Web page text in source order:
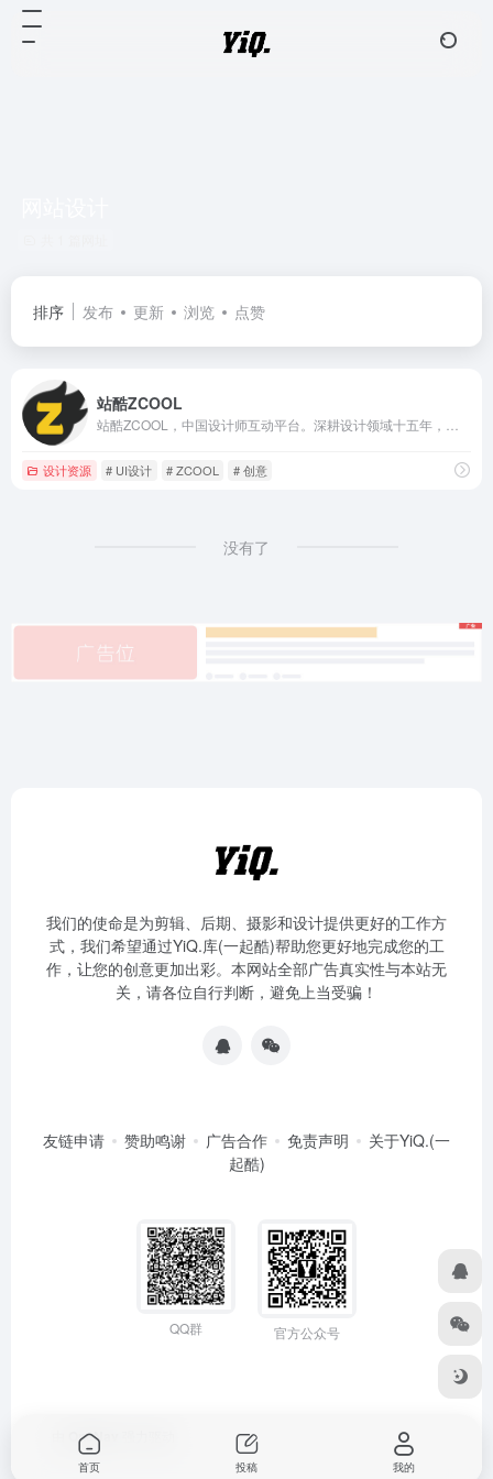
排序 发布 更新 浏览 点赞
站酷ZCOOL
设计资源 # UI设计 # ZCOOL # 创意
没有了
我们的使命是为剪辑、后期、摄影和设计提供更好的工作方
式，我们希望通过YiQ.库(一起酷)帮助您更好地完成您的工
作，让您的创意更加出彩。本网站全部广告真实性与本站无
关，请各位自行判断，避免上当受骗！
友链申请 赞助鸣谢 广告合作 免责声明
关于YiQ.(一
起酷)
QQ群 官方公众号
OneNav
首页 投稿 我的